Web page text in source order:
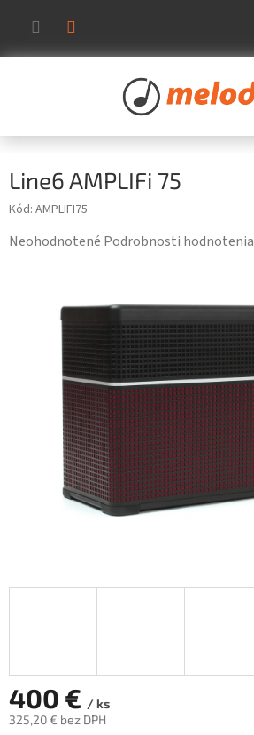
obsah
Line6 AMPLIFi 75
Kód: AMPLIFI75
Priemerné
hviezdičiek.
Neohodnotené Podrobnosti hodnotenia
400 € / ks
325,20 € bez DPH